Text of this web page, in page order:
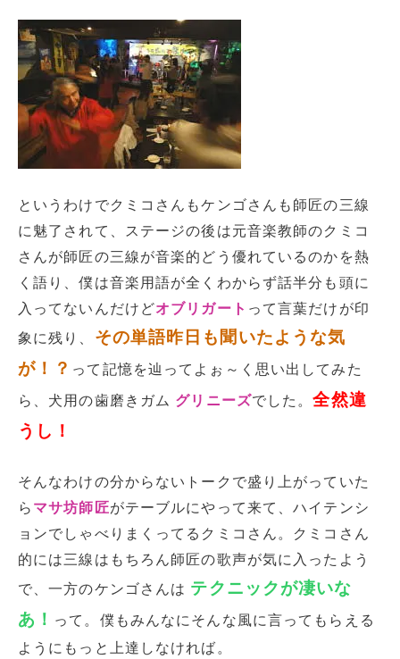
というわけでクミコさんもケンゴさんも師匠の三線
に魅了されて、ステージの後は元音楽教師のクミコ
さんが師匠の三線が音楽的どう優れているのかを熱
く語り、僕は音楽用語が全くわからず話半分も頭に
入ってないんだけどオブリガート って言葉だけが印
象に残り、 その単語昨日も聞いたような気
が！？ って記憶を辿ってよぉ～く思い出してみた
ら、犬用の歯磨きガム グリニーズでした。全然違
うし！
そんなわけの分からないトークで盛り上がっていた
ら マサ坊師匠がテーブルにやって来て、ハイテンシ
ョンでしゃべりまくってるクミコさん。クミコさん
的には三線はもちろん師匠の歌声が気に入ったよう
で、一方のケンゴさんは テクニックが凄いな
あ！ って。僕もみんなにそんな風に言ってもらえる
ようにもっと上達しなければ。